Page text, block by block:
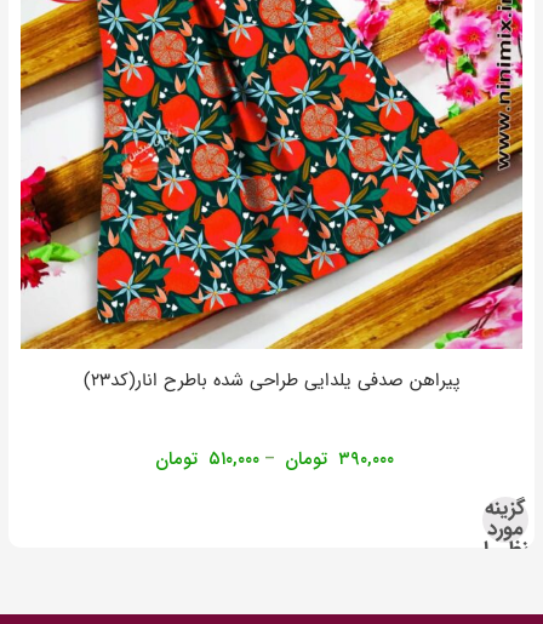
پیراهن صدفی یلدایی طراحی شده باطرح انار(کد۲۳)
۳۹۰,۰۰۰ تومان – ۵۱۰,۰۰۰ تومان
گزینه
مورد
نظر را